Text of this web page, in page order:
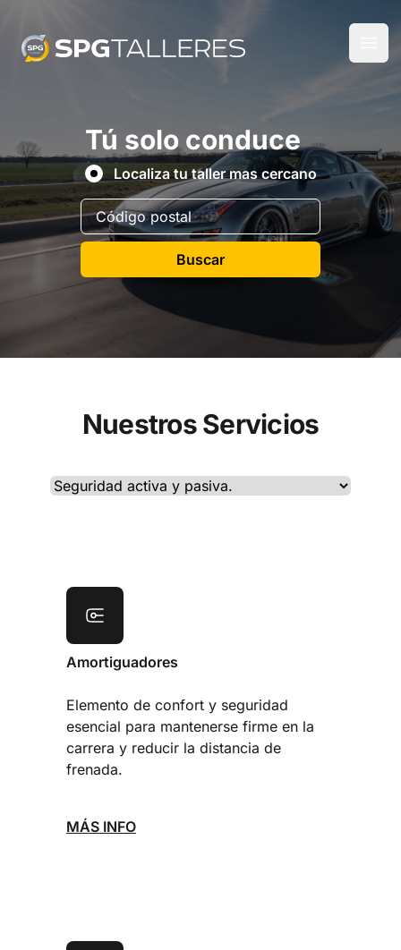
Tú solo conduce
Localiza tu taller mas cercano
Buscar
Nuestros Servicios
Selecciona un servicio
Amortiguadores
Elemento de confort y seguridad
esencial para mantenerse firme en la
carrera y reducir la distancia de
frenada.
MÁS INFO